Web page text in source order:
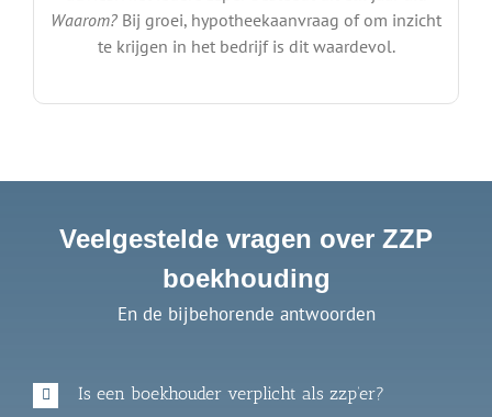
Waarom? Bij groei, hypotheekaanvraag of om inzicht
te krijgen in het bedrijf is dit waardevol.
Veelgestelde vragen over ZZP
boekhouding
En de bijbehorende antwoorden
Is een boekhouder verplicht als zzp’er?